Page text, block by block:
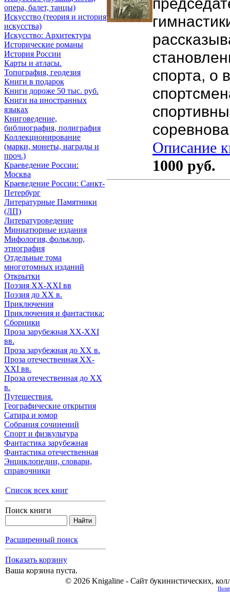
опера, балет, танцы)
Искусствo (теория и история
искусства)
Искусство: Архитектура
Исторические романы
История России
Карты и атласы.
Топография, геодезия
Книги в подарок
Книги дороже 50 тыс. руб.
Книги на иностранных
языках
Книговедение,
библиография, полиграфия
Коллекционирование
(марки, монеты, награды и
проч.)
Краеведение России:
Москва
Краеведение России: Санкт-
Петербург
Литературные Памятники
(ЛП)
Литературоведение
Миниатюрные издания
Мифология, фольклор,
этнография
Отдельные тома
многотомных изданий
Открытки
Поэзия XX-XXI вв
Поэзия до XX в.
Приключения
Приключения и фантастика:
Сборники
Проза зарубежная XX-XXI
вв.
Проза зарубежная до XX в.
Проза отечественная XX-
XXI вв.
Проза отечественная до XX
в.
Путешествия.
Географические открытия
Сатира и юмор
Собрания сочинений
Спорт и физкультура
Фантастика зарубежная
Фантастика отечественная
Энциклопедии, cловари,
справочники
Список всех книг
Поиск книги
Расширенный поиск
Показать корзину
Ваша корзина пуста.
спорта, о
Описание
1000 руб.
© 2026 Knigaline - Сайт букинистических,